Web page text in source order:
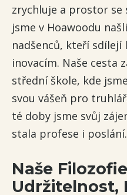
zrychluje a prostor se
jsme v Hoawoodu
nadšenců, kteří sdílejí
inovacím. Naše cesta
střední škole, kde
svou vášeň pro
té doby jsme svůj
stala profese i poslání.
Naše
Udržitelnost,